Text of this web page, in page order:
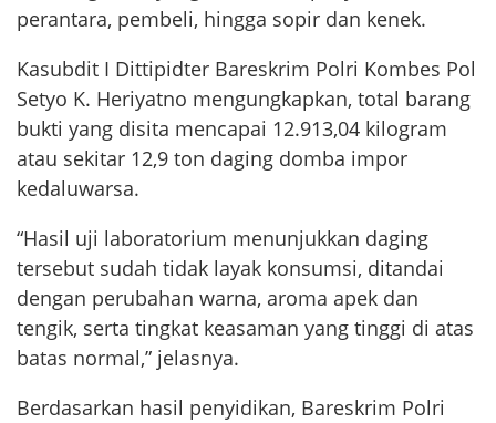
perantara, pembeli, hingga sopir dan kenek.
Kasubdit I Dittipidter Bareskrim Polri Kombes Pol
Setyo K. Heriyatno mengungkapkan, total barang
bukti yang disita mencapai 12.913,04 kilogram
atau sekitar 12,9 ton daging domba impor
kedaluwarsa.
“Hasil uji laboratorium menunjukkan daging
tersebut sudah tidak layak konsumsi, ditandai
dengan perubahan warna, aroma apek dan
tengik, serta tingkat keasaman yang tinggi di atas
batas normal,” jelasnya.
Berdasarkan hasil penyidikan, Bareskrim Polri